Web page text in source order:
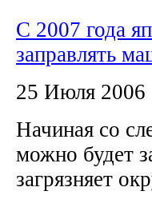
С 2007 года
заправлять
25 Июля 2006
Начиная со
можно будет
загрязняет